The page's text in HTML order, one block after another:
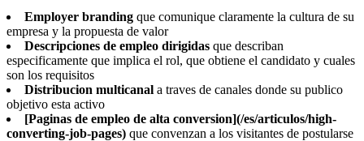
Employer branding que comunique claramente la cultura de su
empresa y la propuesta de valor
Descripciones de empleo dirigidas que describan
especificamente que implica el rol, que obtiene el candidato y cuales
son los requisitos
Distribucion multicanal a traves de canales donde su publico
objetivo esta activo
[Paginas de empleo de alta conversion](/es/articulos/high-
converting-job-pages) que convenzan a los visitantes de postularse